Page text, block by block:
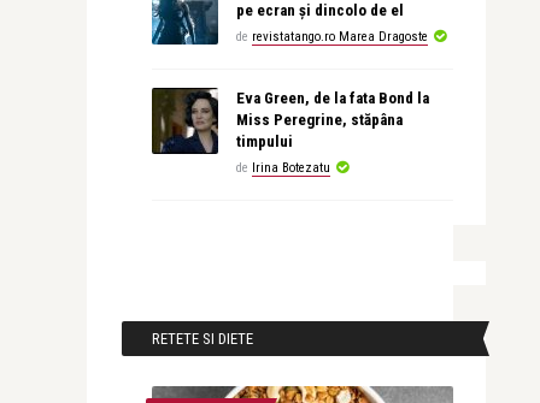
pe ecran și dincolo de el
de revistatango.ro Marea Dragoste
Eva Green, de la fata Bond la
Miss Peregrine, stăpâna
timpului
de Irina Botezatu
RETETE SI DIETE